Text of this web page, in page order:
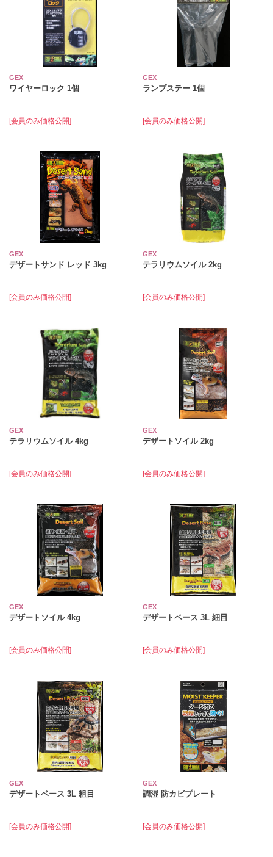
GEX
ワイヤーロック 1個
[会員のみ価格公開]
GEX
ランプステー 1個
[会員のみ価格公開]
GEX
デザートサンド レッド 3kg
[会員のみ価格公開]
GEX
テラリウムソイル 2kg
[会員のみ価格公開]
GEX
テラリウムソイル 4kg
[会員のみ価格公開]
GEX
デザートソイル 2kg
[会員のみ価格公開]
GEX
デザートソイル 4kg
[会員のみ価格公開]
GEX
デザートベース 3L 細目
[会員のみ価格公開]
GEX
デザートベース 3L 粗目
[会員のみ価格公開]
GEX
調湿 防カビプレート
[会員のみ価格公開]